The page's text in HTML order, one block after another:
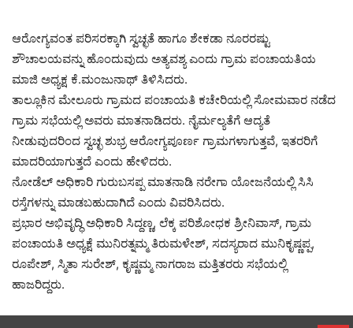
ಆರೋಗ್ಯವಂತ ಪರಿಸರಕ್ಕಾಗಿ ಸ್ವಚ್ಛತೆ ಹಾಗೂ ಶೇಕಡಾ ನೂರರಷ್ಟು
ಶೌಚಾಲಯವನ್ನು ಹೊಂದುವುದು ಅತ್ಯವಶ್ಯ ಎಂದು ಗ್ರಾಮ ಪಂಚಾಯತಿಯ
ಮಾಜಿ ಅಧ್ಯಕ್ಷ ಕೆ.ಮಂಜುನಾಥ್‌ ತಿಳಿಸಿದರು.
ತಾಲ್ಲೂಕಿನ ಮೇಲೂರು ಗ್ರಾಮದ ಪಂಚಾಯತಿ ಕಚೇರಿಯಲ್ಲಿ ಸೋಮವಾರ ನಡೆದ
ಗ್ರಾಮ ಸಭೆಯಲ್ಲಿ ಅವರು ಮಾತನಾಡಿದರು. ನೈರ್ಮಲ್ಯತೆಗೆ ಆದ್ಯತೆ
ನೀಡುವುದರಿಂದ ಸ್ವಚ್ಛ ಶುಭ್ರ ಆರೋಗ್ಯಪೂರ್ಣ ಗ್ರಾಮಗಳಾಗುತ್ತವೆ, ಇತರರಿಗೆ
ಮಾದರಿಯಾಗುತ್ತದೆ ಎಂದು ಹೇಳಿದರು.
ನೋಡೆಲ್‌ ಅಧಿಕಾರಿ ಗುರುಬಸಪ್ಪ ಮಾತನಾಡಿ ನರೇಗಾ ಯೋಜನೆಯಲ್ಲಿ ಸಿಸಿ
ರಸ್ತೆಗಳನ್ನು ಮಾಡಬಹುದಾಗಿದೆ ಎಂದು ವಿವರಿಸಿದರು.
ಪ್ರಭಾರ ಅಭಿವೃದ್ಧಿ ಅಧಿಕಾರಿ ಸಿದ್ದಣ್ಣ, ಲೆಕ್ಕ ಪರಿಶೋಧಕ ಶ್ರೀನಿವಾಸ್‌, ಗ್ರಾಮ
ಪಂಚಾಯತಿ ಅಧ್ಯಕ್ಷೆ ಮುನಿರತ್ನಮ್ಮ ತಿರುಮಳೇಶ್‌, ಸದಸ್ಯರಾದ ಮುನಿಕೃಷ್ಣಪ್ಪ,
ರೂಪೇಶ್‌, ಸ್ಮಿತಾ ಸುರೇಶ್‌, ಕೃಷ್ಣಮ್ಮ ನಾಗರಾಜ ಮತ್ತಿತರರು ಸಭೆಯಲ್ಲಿ
ಹಾಜರಿದ್ದರು.